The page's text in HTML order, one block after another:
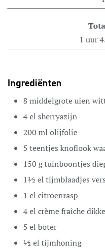
1 uur
Ingrediënten
8 middelgroteuien
4el sherryazijn
200 ml olijfolie
5 teentjes knoflook
150 gtuinboontjes
1½ el tijmblaadjes vers
1 el citroenrasp
4el crème fraîche
5 el boter
½ el tijmhoning